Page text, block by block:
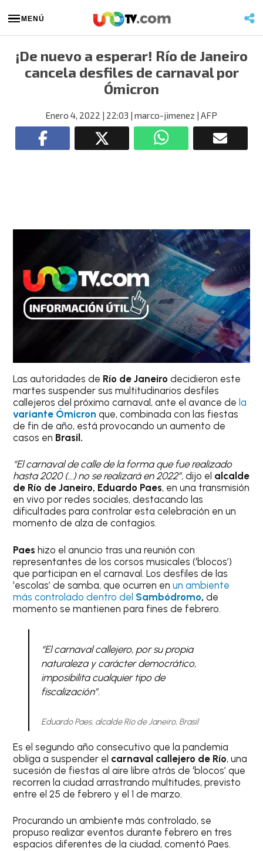
MENÚ
¡De nuevo a esperar! Río de Janeiro
cancela desfiles de carnaval por
Ómicron
Enero 4, 2022 | 22:03 | marco-jimenez | AFP
Las autoridades de Río de Janeiro decidieron este
martes suspender sus multitudinarios desfiles
callejeros del próximo carnaval, ante el avance dela
variante Ómicron que, combinada con las fiestas
de fin de año, está provocando un aumento de
casos en Brasil.
“El carnaval de calle de la forma que fue realizado
hasta 2020 (…) no se realizará en 2022”, dijo el alcalde
de Río de Janeiro, Eduardo Paes, en una transmisión
en vivo por redes sociales, destacando las
dificultades para controlar esta celebración en un
momento de alza de contagios.
Paes hizo el anuncio tras una reunión con
representantes de los corsos musicales (‘blocos’)
que participan en el carnaval. Los desfiles de las
‘escolas’ de samba, que ocurren enun ambiente
más controlado dentro del Sambódromo, de
momento se mantienen para fines de febrero.
“El carnaval callejero, por su propia
naturaleza y carácter democrático,
imposibilita cualquier tipo de
fiscalización”.
Eduardo Paes, alcalde Río de Janeiro, Brasil
Es el segundo año consecutivo que la pandemia
obliga a suspender el carnaval callejero de Río, una
sucesión de fiestas al aire libre atrás de ‘blocos’ que
recorren la ciudad arrastrando multitudes, previsto
entre el 25 de febrero y el 1 de marzo.
Procurando un ambiente más controlado, se
propuso realizar eventos durante febrero en tres
espacios diferentes de la ciudad, comentó Paes.